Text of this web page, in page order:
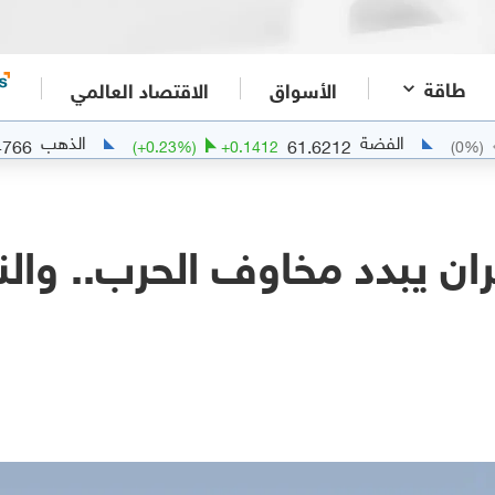
طاقة الأسواق الاقتصاد العالمي
الفضة 61.6212
+0.1412
( +0.23%) الذهب 4247.4766
يبدد مخاوف الحرب..